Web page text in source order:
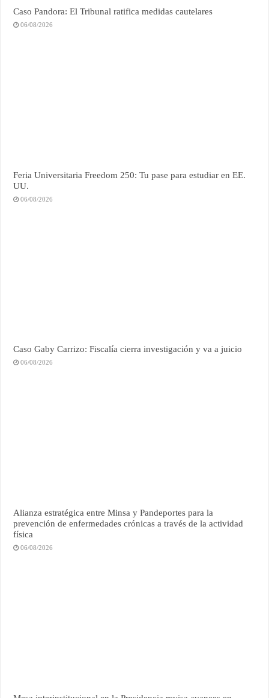
Caso Pandora: El Tribunal ratifica medidas cautelares
06/08/2026
Feria Universitaria Freedom 250: Tu pase para estudiar en EE.
UU.
06/08/2026
Caso Gaby Carrizo: Fiscalía cierra investigación y va a juicio
06/08/2026
Alianza estratégica entre Minsa y Pandeportes para la
prevención de enfermedades crónicas a través de la actividad
física
06/08/2026